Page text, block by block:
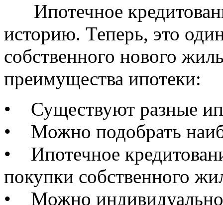
Ипотечное
историю. Теперь, это
собственного нового
преимущества ипотеки:
• Существуют разные
• Можно подобрать
• Ипотечное
покупки собственного
• Можно индивидуально